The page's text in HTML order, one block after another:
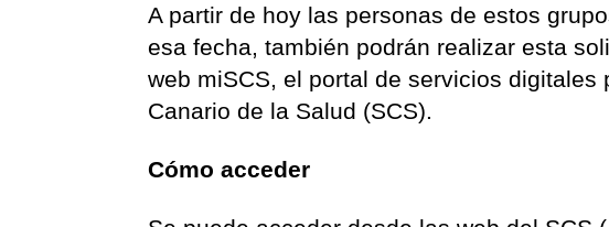
A partir de hoy las personas de estos
esa fecha, también podrán realizar esta
web miSCS, el portal de servicios
Canario de la Salud (SCS).
Cómo acceder